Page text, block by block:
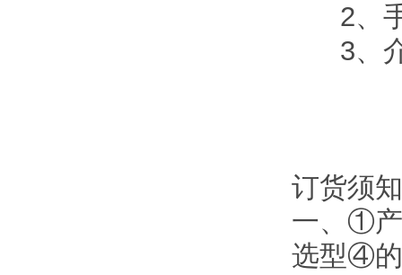
2、手
3、介
订货须
一、①
选型④